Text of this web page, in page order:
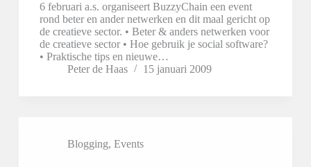
6 februari a.s. organiseert BuzzyChain een event
rond beter en ander netwerken en dit maal gericht op
de creatieve sector. • Beter & anders netwerken voor
de creatieve sector • Hoe gebruik je social software?
• Praktische tips en nieuwe…
Peter de Haas
15 januari 2009
Blogging, Events